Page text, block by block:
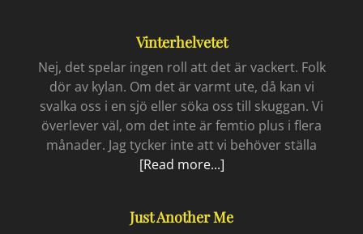
Vinterhelvetet
Nej, det spelar ingen roll att det är vackert. Folk
dör av kylan. Om det är varmt ute, då kan vi
svalka oss i en sjö eller söka oss till skuggan. Vi
överlever väl, om det inte är femtio plus i flera
månader. Jag tycker inte att vi behöver ställa
[Read more...]Vinterhelvetet
Just Another Me